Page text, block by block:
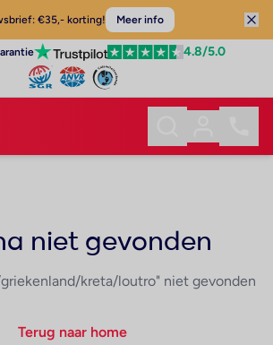
€35,- korting! Meer info
4.8/5.0
niet gevonden
kreta/loutro" niet gevonden
Terug naar home